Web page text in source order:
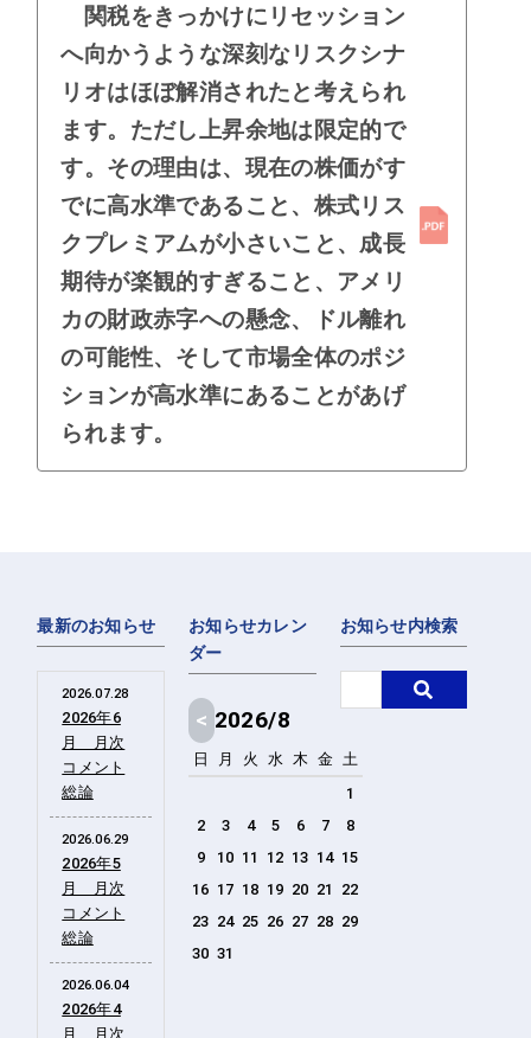
関税をきっかけにリセッション
へ向かうような深刻なリスクシナ
リオはほぼ解消されたと考えられ
ます。ただし上昇余地は限定的で
す。その理由は、現在の株価がす
でに高水準であること、株式リス
クプレミアムが小さいこと、成長
期待が楽観的すぎること、アメリ
カの財政赤字への懸念、ドル離れ
の可能性、そして市場全体のポジ
ションが高水準にあることがあげ
られます。
最新のお知らせ
2026.07.28
2026年6
月 月次
コメント
総論
2026.06.29
2026年5
月 月次
コメント
総論
2026.06.04
2026年4
月 月次
お知らせカレン
ダー
< 2026/8
日 月 火 水 木 金 土
1
2
3 4 5 6 7
8
9
10 11 12 13 14 15
16 17 18 19 20 21
22
23 24 25 26 27 28 29
30 31
お知らせ内検索